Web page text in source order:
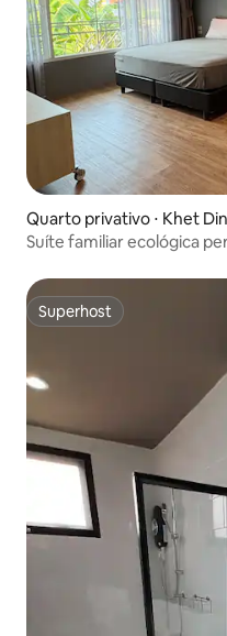
Quarto privativo ⋅ Khet
Suíte familiar ecológica
Superhost
Superhost